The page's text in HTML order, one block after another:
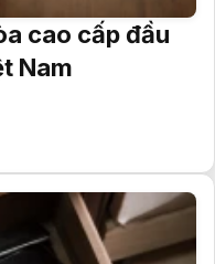
cao cấp đầu
Nam